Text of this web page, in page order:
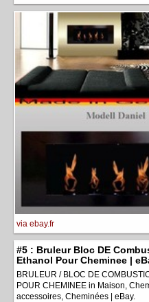
via ebay.fr
#5 : Bruleur Bloc DE
Ethanol Pour Cheminee |
BRULEUR / BLOC DE
POUR CHEMINEE in Maison,
accessoires, Cheminées | eBay.